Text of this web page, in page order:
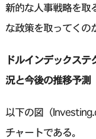
新的な人事戦略を取
な政策を取ってくの
ドルインデックス
況と今後の推移予測
以下の図（
チャートである。